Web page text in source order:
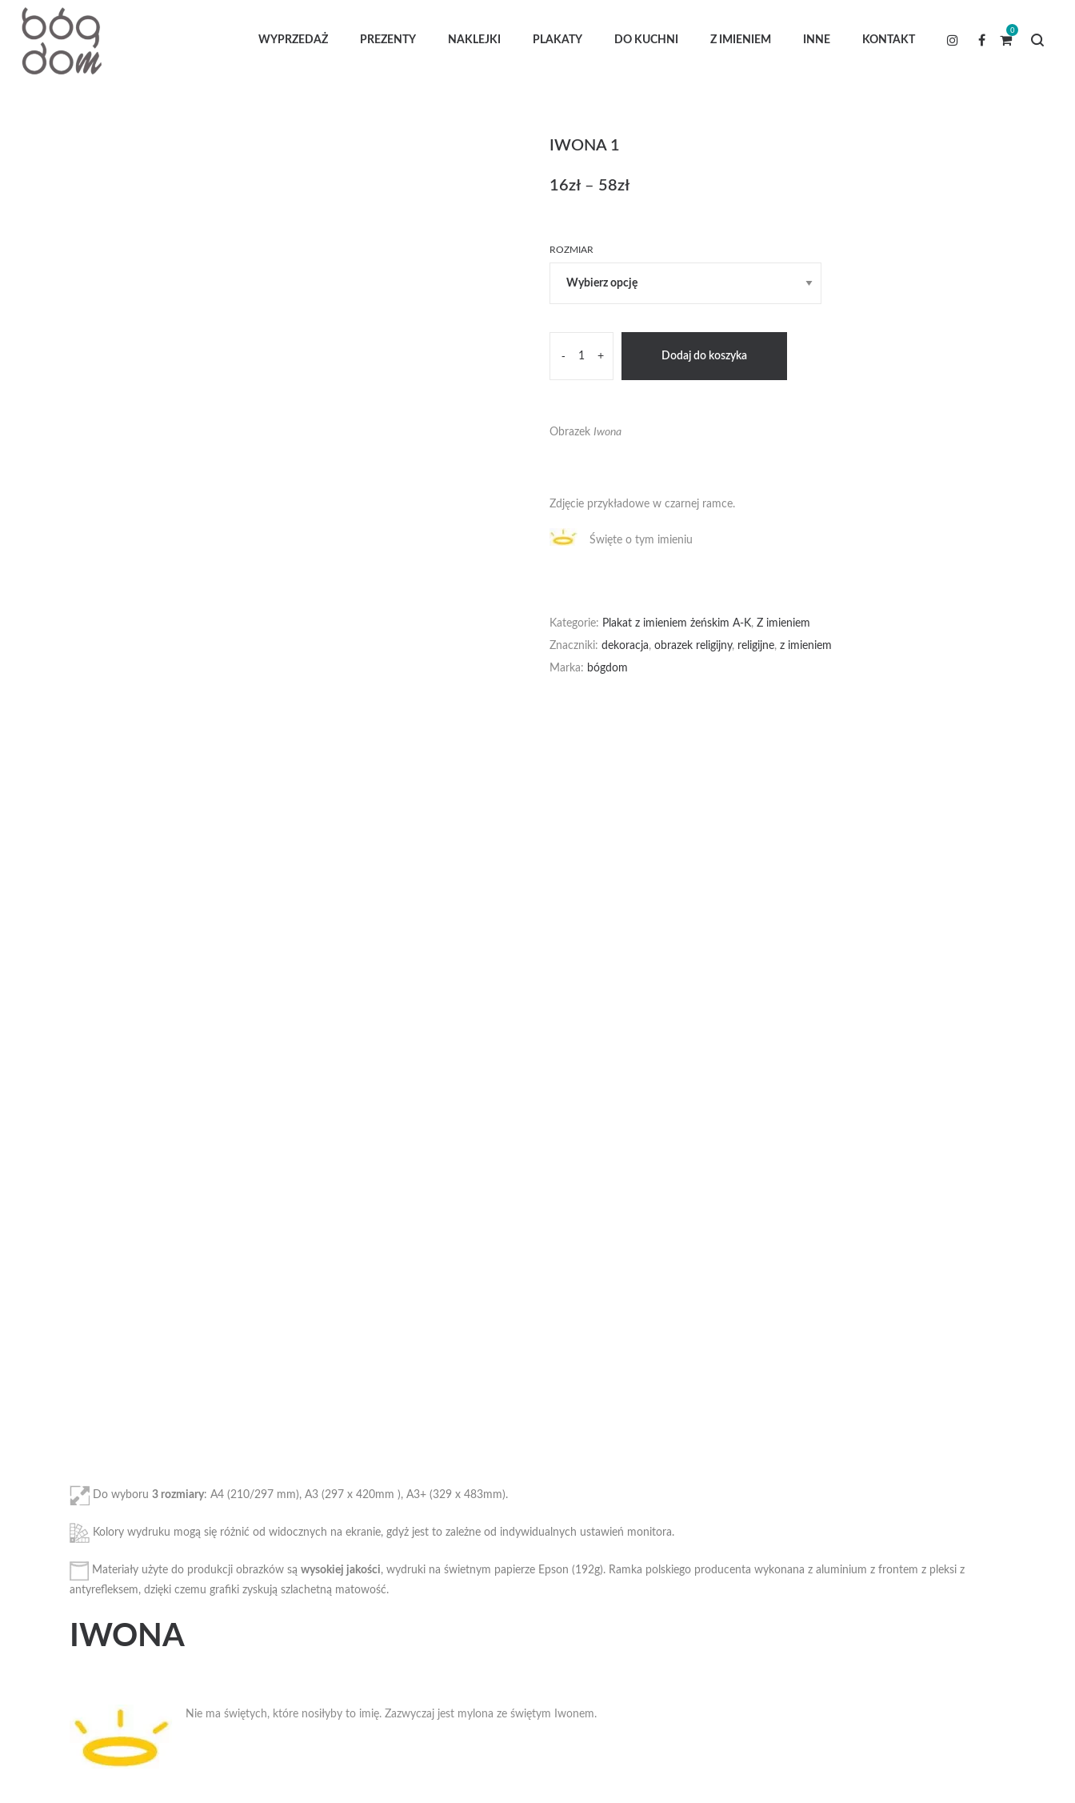
WYPRZEDAŻ PREZENTY NAKLEJKI PLAKATY DO KUCHNI Z IMIENIEM INNE KONTAKT
0
IWONA 1
16zł – 58zł
16zł
58zł
ROZMIAR
-
Iwona
+ Dodaj do koszyka
Obrazek Iwona
Zdjęcie przykładowe w czarnej ramce.
Święte o tym imieniu
Kategorie: Plakat z imieniem żeńskim A-K, Z imieniem
Znaczniki: dekoracja, obrazek religijny, religijne, z imieniem
Marka: bógdom
Do wyboru 3 rozmiary: A4 (210/297 mm), A3 (297 x 420mm ), A3+ (329 x 483mm).
Kolory wydruku mogą się różnić od widocznych na ekranie, gdyż jest to zależne od indywidualnych ustawień monitora.
Materiały użyte do produkcji obrazków są wysokiej jakości, wydruki na świetnym papierze Epson (192g). Ramka polskiego producenta wykonana z aluminium z frontem z pleksi z
antyrefleksem, dzięki czemu grafiki zyskują szlachetną matowość.
IWONA
Nie ma świętych, które nosiłyby to imię. Zazwyczaj jest mylona ze świętym Iwonem.